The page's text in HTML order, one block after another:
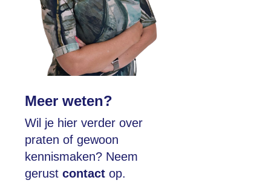
Meer weten?
Wil je hier verder over
praten of gewoon
kennismaken? Neem
gerust contactop.